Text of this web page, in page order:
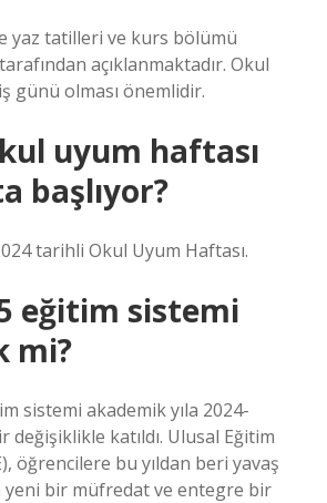
yaz tatilleri ve kurs bölümü
açıklanmaktadır. Okul
iş günü olması önemlidir.
uyum haftası
başlıyor?
tarihli Okul Uyum Haftası.
eğitim sistemi
mi?
sistemi akademik yıla 2024-
değişiklikle katıldı. Ulusal Eğitim
öğrencilere bu yıldan beri yavaş
yeni bir müfredat ve entegre bir